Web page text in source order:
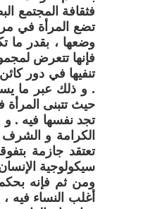
فثقافة المجتمع
تضع المرأة في
وضعها ، بقدر ما
فإنها تتعرض
تنفيها في دور
. و ذلك عبر ما
حيث تتبنى المرأة
تجد نفسها فيه . و
الكرامة و الشرف
تعتقد جازمة
سيكولوجية الإنسان
ومن ثم فإنه
أغلب النساء